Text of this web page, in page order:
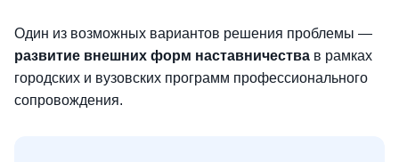
Один из возможных вариантов решения проблемы —
развитие внешних форм наставничества в рамках
городских и вузовских программ профессионального
сопровождения.